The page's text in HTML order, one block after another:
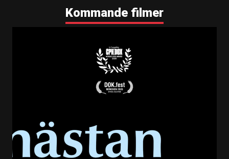
Kommande filmer